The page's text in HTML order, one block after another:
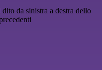
da sinistra a destra dello